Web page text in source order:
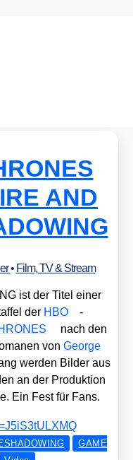
AND
• Film, TV & Stream
ist der Titel einer
der HBO
-
nach den
vonGeor­ge
wer­den Bil­der aus
an der Pro­duk­ti­on
Ein Fest für Fans.
GAME